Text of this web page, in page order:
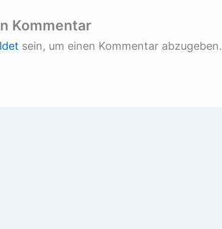
Kommentar
sein, um einen Kommentar abzugeben.